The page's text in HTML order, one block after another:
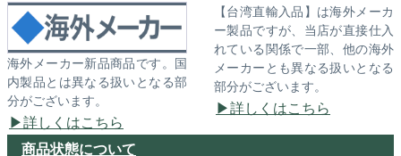
海外メーカー新品商品です。国
内製品とは異なる扱いとなる部
分がございます。
詳しくはこちら
【台湾直輸入品】は海外メーカ
ー製品ですが、当店が直接仕入
れている関係で一部、他の海外
メーカーとも異なる扱いとなる
部分がございます。
詳しくはこちら
商品状態について